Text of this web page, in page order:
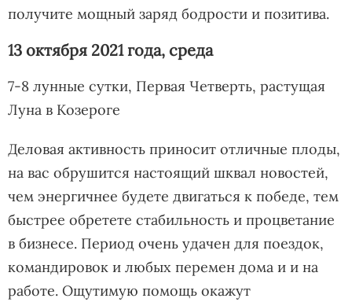
получите мощный заряд бодрости и позитива.
13 октября 2021 года, среда
7-8 лунные сутки, Первая Четверть, растущая
Луна в Козероге
Деловая активность приносит отличные плоды,
на вас обрушится настоящий шквал новостей,
чем энергичнее будете двигаться к победе, тем
быстрее обретете стабильность и процветание
в бизнесе. Период очень удачен для поездок,
командировок и любых перемен дома и и на
работе. Ощутимую помощь окажут